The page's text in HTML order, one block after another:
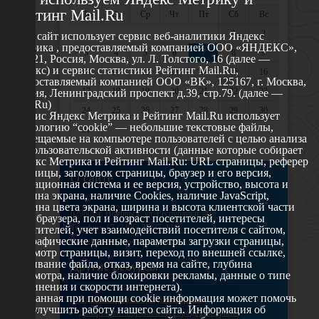
Пн
Вт Ср Чт Пт Сб
Вс
1
2
3
4 5 6 7 8
9
10
11 12 13 14 15
16
17
18 19 20 21 22
23
24
25 26 27 28 29
30
31
О сайте
629802 г. Ноябрьск, ул. Республики, 49
Телефон: +7 (3496) 35-37-49
E-mail: udsm@noyabrsk.yanao.ru
Другие ресурсы
Администрация города Ноябрьска
Департамент образования города Ноябрьска
Рейтинг Mail.Ru
Этот сайт использует сервис веб-аналитики Яндекс
Метрика , предоставляемый компанией ООО «ЯНДЕКС»,
119021, Россия, Москва, ул. Л. Толстого, 16 (далее —
Яндекс) и сервис статистики Рейтинг Mail.Ru,
предоставляемый компанией ООО «ВК», 125167, г. Москва,
Россия, Ленинградский проспект д.39, стр.79. (далее —
Mail.Ru)
Сервис Яндекс Метрика и Рейтинг Mail.Ru использует
технологию “cookie” — небольшие текстовые файлы,
размещаемые на компьютере пользователей с целью анализа
их пользовательской активности (данные которые собирает
Яндекс Метрика и Рейтинг Mail.Ru: URL страницы, реферер
страницы, заголовок страницы, браузер и его версия,
операционная система и ее версия, устройство, высота и
ширина экрана, наличие Cookies, наличие JavaScript,
глубина цвета экрана, ширина и высота клиентской части
окна браузера, пол и возраст посетителей, интересы
посетителей, учет взаимодействий посетителя с сайтом,
географические данные, параметры загрузки страницы,
просмотр страницы, визит, переход по внешней ссылке,
cкачивание файла, отказ, время на сайте, глубина
просмотра, наличие блокировки рекламы, данные о типе
соединения и скорости интернета).
Собранная при помощи cookie информация может помочь
нам улучшить работу нашего сайта. Информация об